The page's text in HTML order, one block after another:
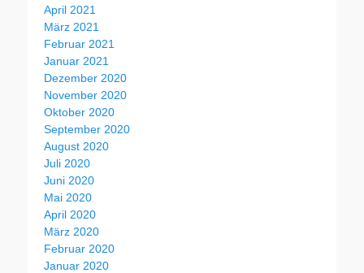
April 2021
März 2021
Februar 2021
Januar 2021
Dezember 2020
November 2020
Oktober 2020
September 2020
August 2020
Juli 2020
Juni 2020
Mai 2020
April 2020
März 2020
Februar 2020
Januar 2020